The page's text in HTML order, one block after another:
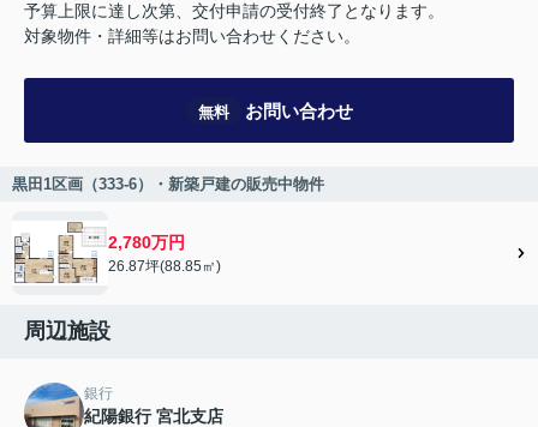
予算上限に達し次第、交付申請の受付終了となります。
対象物件・詳細等はお問い合わせください。
無料 お問い合わせ
黒田1区画（333-6）・新築戸建の販売中物件
2,780万円
26.87坪(88.85㎡)
周辺施設
銀行
紀陽銀行 宮北支店